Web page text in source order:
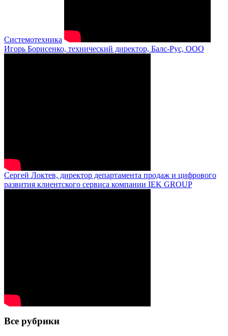
Системотехника
Игорь Борисенко, технический директор, Балс-Рус, ООО
Сергей Локтев, директор департамента продаж и цифрового
развития клиентского сервиса компании IEK GROUP
Все рубрики